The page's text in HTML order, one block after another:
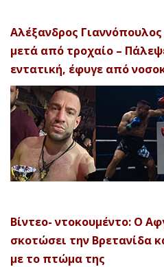
Αλέξανδρος
μετά από τροχαίο –
εντατική, έφυγε από
Βίντεο- ντοκουμέντο: Ο
σκοτώσει την Βρετανίδα
με το πτώμα της